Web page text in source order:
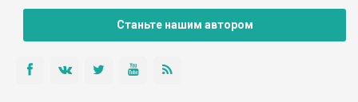
Станьте нашим автором